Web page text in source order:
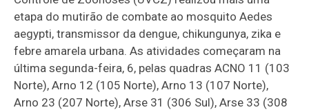
etapa do mutirão de combate ao mosquito Aedes
aegypti, transmissor da dengue, chikungunya, zika e
febre amarela urbana. As atividades começaram na
última segunda-feira, 6, pelas quadras ACNO 11 (103
Norte), Arno 12 (105 Norte), Arno 13 (107 Norte),
Arno 23 (207 Norte), Arse 31 (306 Sul), Arse 33 (308